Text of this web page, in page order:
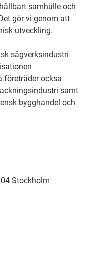
samhälle och
gör vi genom att
utveckling.
sågverksindustri
företräder också
samt
bygghandel och
Stockholm